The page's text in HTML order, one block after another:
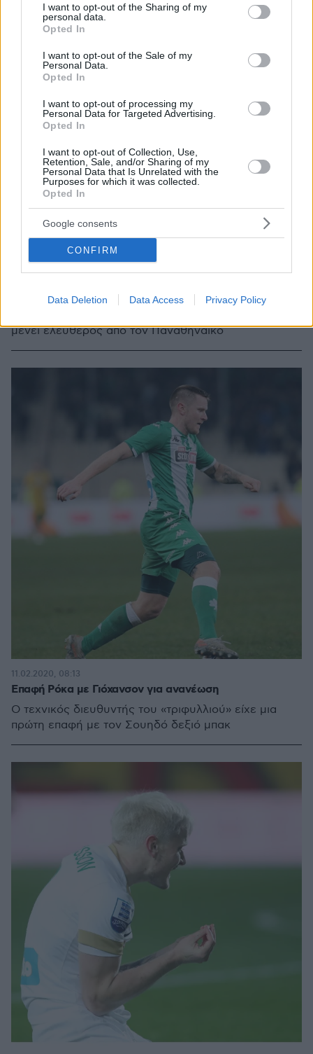
not limited to your visit or usage behaviour. You may click to
grant or deny consent to Google and its third-party tags to
use your data for below specified purposes in below Google
consent section.
I want to opt-out of the Sharing of my
personal data.
Opted In
I want to opt-out of the Sale of my
Personal Data.
Opted In
I want to opt-out of processing my
Personal Data for Targeted Advertising.
Opted In
I want to opt-out of Collection, Use,
Retention, Sale, and/or Sharing of my
Personal Data that Is Unrelated with the
Purposes for which it was collected.
Opted In
Google consents
CONFIRM
Data Deletion Data Access Privacy Policy
Σε προχωρημένες συζητήσεις με τη Νότιγχαμ Φόρεστ ο
Πολύ κοντά στη Νότιγχαμ του Βαγγέλη Μαρινάκη
μένει ελεύθερος από τον Παναθηναϊκό
02.06.2020, 17:40 1
Επαφή Ρόκα με Γιόχανσον για ανανέωση
Ο τεχνικός διευθυντής του «τριφυλλιού» είχε μια
πρώτη επαφή με τον Σουηδό δεξιό μπακ
11.02.2020, 08:13